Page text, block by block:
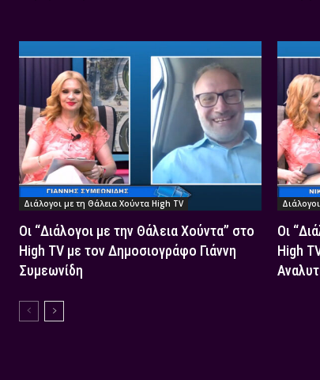
Διάλογοι με τη Θάλεια Χούντα High TV
Οι “Διάλογοι με την Θάλεια Χούντα” στο
High TV με τον Δημοσιογράφο Γιάννη
Συμεωνίδη
Οι
High